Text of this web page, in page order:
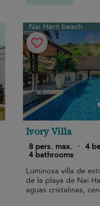
Nai Harn beach
Ivory Villa
8 pers. max. · 4
4 bathrooms
Luminosa villa de
de la playa de Nai
aguas cristalinas,
serenas vistas a la